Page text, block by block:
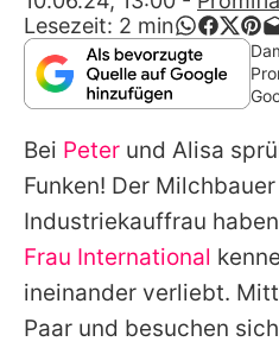
Redaktionelle
Utiq
Lesezeit: 2 min
Bei Peter und Alisa
Funken! Der
Industriekauffrau
Frau International
ineinander verliebt.
Paar und besuchen